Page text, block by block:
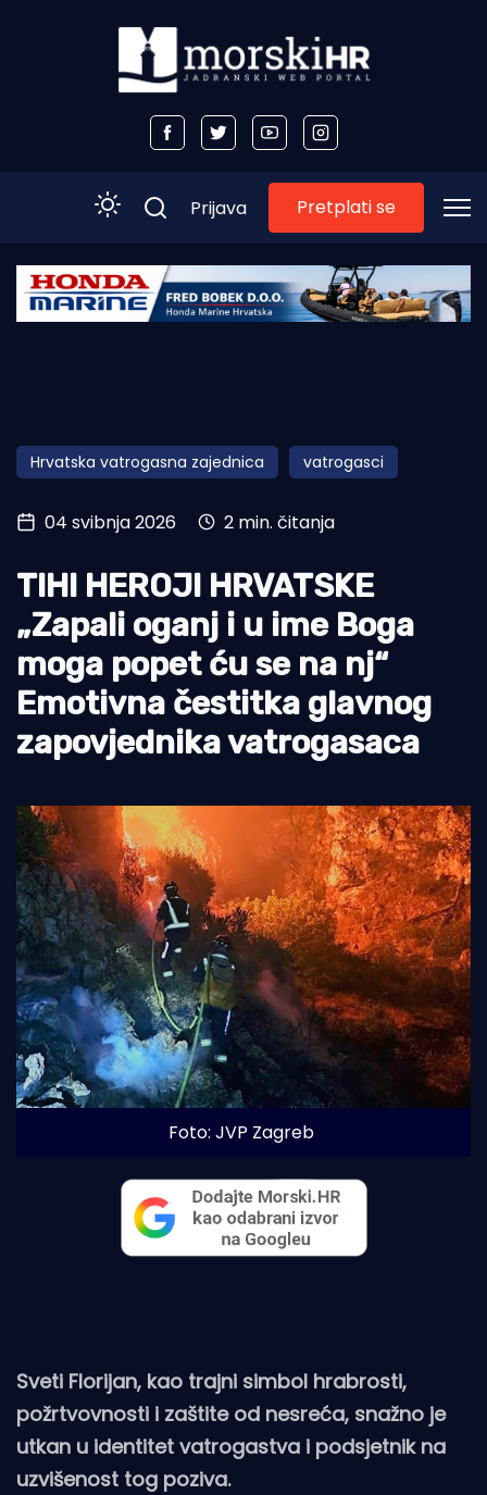
Početna
Obala
Otoci
Turizam i nautika
Pomorstvo
Ribolov
Ekologija
Tradicija i kultura
Prijava Pretplati se
Hrvatska vatrogasna zajednica vatrogasci
04 svibnja 2026 2 min. čitanja
TIHI HEROJI HRVATSKE
„Zapali oganj i u ime Boga
moga popet ću se na nj“
Emotivna čestitka glavnog
zapovjednika vatrogasaca
Foto: JVP Zagreb
Sveti Florijan, kao trajni simbol hrabrosti,
požrtvovnosti i zaštite od nesreća, snažno je
utkan u identitet vatrogastva i podsjetnik na
uzvišenost tog poziva.